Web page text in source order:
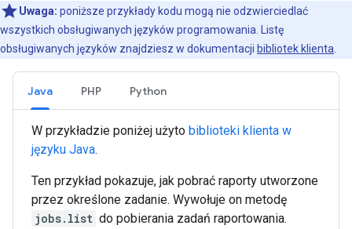
Uwaga: poniższe przykłady kodu mogą nie odzwierciedlać
wszystkich obsługiwanych języków programowania. Listę
obsługiwanych języków znajdziesz w dokumentacji bibliotek klienta
Java PHP Python
W przykładzie poniżej użyto biblioteki klienta w
języku Java.
Ten przykład pokazuje, jak pobrać raporty utworzone
przez określone zadanie. Wywołuje on metodę
jobs.list do pobierania zadań raportowania.